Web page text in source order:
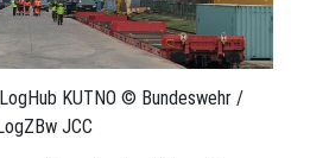
KUTNO © Bundeswehr /
LogZBw JCC